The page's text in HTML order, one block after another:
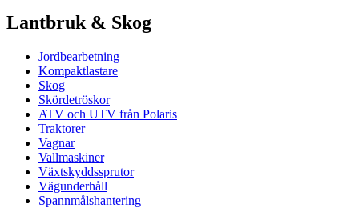
Lantbruk & Skog
Jordbearbetning
Kompaktlastare
Skog
Skördetröskor
ATV och UTV från Polaris
Traktorer
Vagnar
Vallmaskiner
Växtskyddssprutor
Vägunderhåll
Spannmålshantering